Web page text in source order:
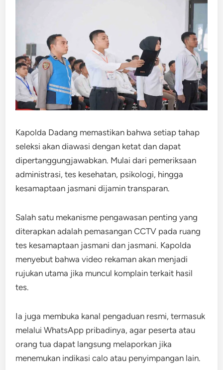
Kapolda Dadang memastikan bahwa setiap tahap
seleksi akan diawasi dengan ketat dan dapat
dipertanggungjawabkan. Mulai dari pemeriksaan
administrasi, tes kesehatan, psikologi, hingga
kesamaptaan jasmani dijamin transparan.
Salah satu mekanisme pengawasan penting yang
diterapkan adalah pemasangan CCTV pada ruang
tes kesamaptaan jasmani dan jasmani. Kapolda
menyebut bahwa video rekaman akan menjadi
rujukan utama jika muncul komplain terkait hasil
tes.
Ia juga membuka kanal pengaduan resmi, termasuk
melalui WhatsApp pribadinya, agar peserta atau
orang tua dapat langsung melaporkan jika
menemukan indikasi calo atau penyimpangan lain.